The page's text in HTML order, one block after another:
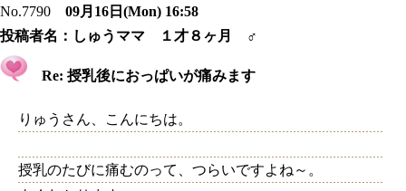
No.7790
09月16日(Mon) 16:58
投稿者名： しゅうママ １才８ヶ月 ♂
Re: 授乳後におっぱいが痛みます
りゅうさん、こんにちは。
授乳のたびに痛むのって、つらいですよね～。